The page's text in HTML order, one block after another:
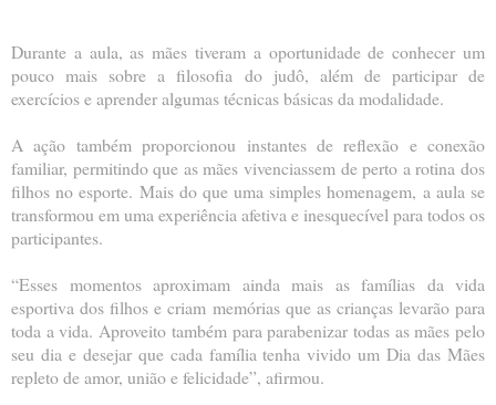
Durante a aula, as mães tiveram a oportunidade de conhecer um
pouco mais sobre a filosofia do judô, além de participar de
exercícios e aprender algumas técnicas básicas da modalidade.
A ação também proporcionou instantes de reflexão e conexão
familiar, permitindo que as mães vivenciassem de perto a rotina dos
filhos no esporte. Mais do que uma simples homenagem, a aula se
transformou em uma experiência afetiva e inesquecível para todos os
participantes.
“Esses momentos aproximam ainda mais as famílias da vida
esportiva dos filhos e criam memórias que as crianças levarão para
toda a vida. Aproveito também para parabenizar todas as mães pelo
seu dia e desejar que cada família tenha vivido um Dia das Mães
repleto de amor, união e felicidade”, afirmou.